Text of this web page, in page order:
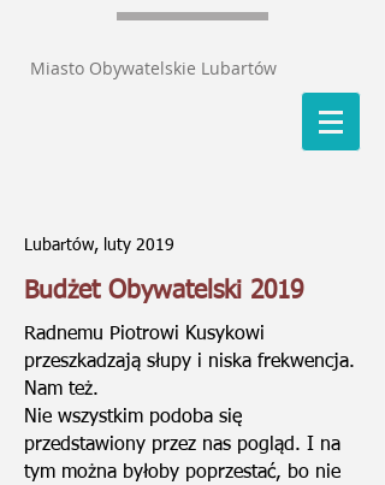
Miasto Obywatelskie Lubartów
Radnemu Piotrowi Kusykowi
przeszkadzają słupy i niska frekwencja.
Nam też.
Nie wszystkim podoba się
przedstawiony przez nas pogląd. I na
tym można byłoby poprzestać, bo nie
Lubartów, luty 2019
Budżet Obywatelski 2019